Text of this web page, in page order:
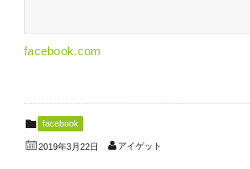
facebook.com
facebook
2019年3月22日 アイゲット